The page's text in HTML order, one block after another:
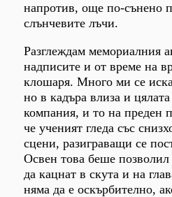
напротив, още по-сънено
слънчевите лъчи.
Разглеждам мемориалния
надписите и от време на
клошаря. Много ми се
но в кадъра влиза и
компания, и то на преден
че ученият гледа със
сцени, разиграващи се
Освен това беше позволил
да кацнат в скута и на
няма да е оскърбително,